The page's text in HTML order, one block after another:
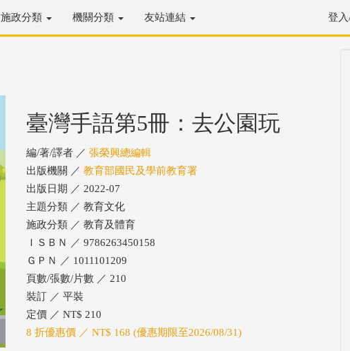
施政分類 機關分類 友站連結 登
臺灣手語第5冊：去公園玩
編/著/譯者 ／ 張榮興總編輯
出版機關 ／ 教育部國民及學前教育署
出版日期 ／ 2022-07
主題分類 ／ 教育文化
施政分類 ／ 教育及體育
ＩＳＢＮ ／ 9786263450158
ＧＰＮ ／ 1011101209
頁數/張數/片數 ／ 210
裝訂 ／ 平裝
定價 ／ NT$ 210
8 折優惠價 ／ NT$ 168 (優惠期限至2026/08/31)